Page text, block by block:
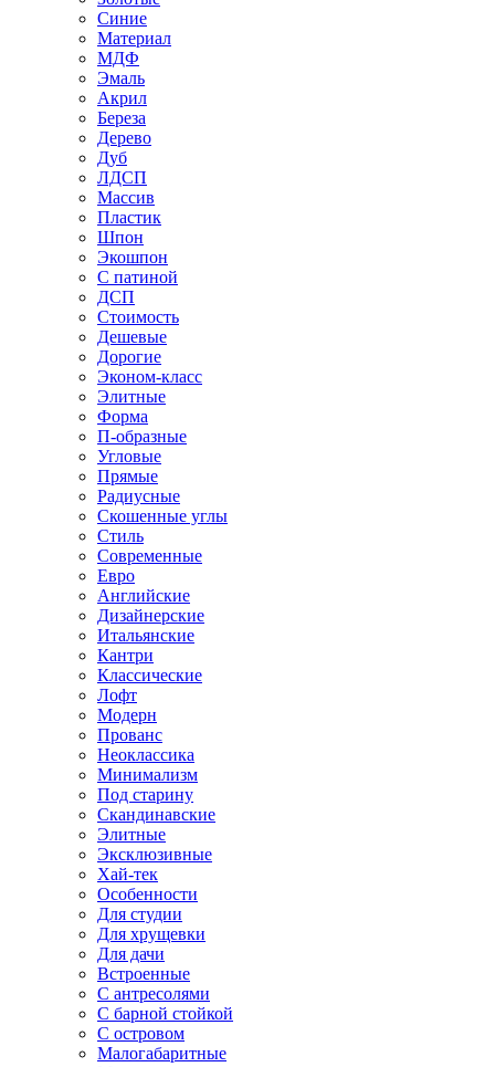
Синие
Материал
МДФ
Эмаль
Акрил
Береза
Дерево
Дуб
ЛДСП
Массив
Пластик
Шпон
Экошпон
С патиной
ДСП
Стоимость
Дешевые
Дорогие
Эконом-класс
Элитные
Форма
П-образные
Угловые
Прямые
Радиусные
Скошенные углы
Стиль
Современные
Евро
Английские
Дизайнерские
Итальянские
Кантри
Классические
Лофт
Модерн
Прованс
Неоклассика
Минимализм
Под старину
Скандинавские
Элитные
Эксклюзивные
Хай-тек
Особенности
Для студии
Для хрущевки
Для дачи
Встроенные
С антресолями
С барной стойкой
С островом
Малогабаритные